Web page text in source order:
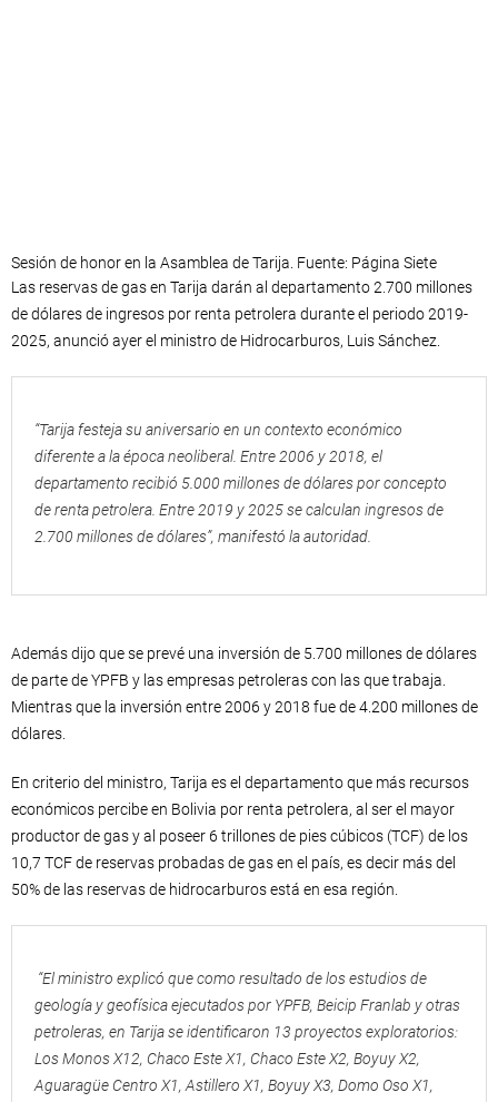
Sesión de honor en la Asamblea de Tarija. Fuente: Página Siete
Las reservas de gas en Tarija darán al departamento 2.700 millones
de dólares de ingresos por renta petrolera durante el periodo 2019-
2025, anunció ayer el ministro de Hidrocarburos, Luis Sánchez.
“Tarija festeja su aniversario en un contexto económico
diferente a la época neoliberal. Entre 2006 y 2018, el
departamento recibió 5.000 millones de dólares por concepto
de renta petrolera. Entre 2019 y 2025 se calculan ingresos de
2.700 millones de dólares”, manifestó la autoridad.
Además dijo que se prevé una inversión de 5.700 millones de dólares
de parte de YPFB y las empresas petroleras con las que trabaja.
Mientras que la inversión entre 2006 y 2018 fue de 4.200 millones de
dólares.
En criterio del ministro, Tarija es el departamento que más recursos
económicos percibe en Bolivia por renta petrolera, al ser el mayor
productor de gas y al poseer 6 trillones de pies cúbicos (TCF) de los
10,7 TCF de reservas probadas de gas en el país, es decir más del
50% de las reservas de hidrocarburos está en esa región.
“El ministro explicó que como resultado de los estudios de
geología y geofísica ejecutados por YPFB, Beicip Franlab y otras
petroleras, en Tarija se identificaron 13 proyectos exploratorios:
Los Monos X12, Chaco Este X1, Chaco Este X2, Boyuy X2,
Aguaragüe Centro X1, Astillero X1, Boyuy X3, Domo Oso X1,